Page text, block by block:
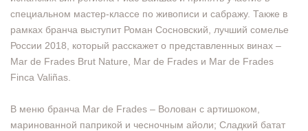
специальном мастер-классе по живописи и сабражу. Также в
рамках бранча выступит Роман Сосновский, лучший сомелье
России 2018, который расскажет о представленных винах –
Mar de Frades Brut Nature, Mar de Frades и Mar de Frades
Finca Valiñas.
В меню бранча Mar de Frades – Волован с артишоком,
маринованной паприкой и чесночным айоли; Сладкий батат